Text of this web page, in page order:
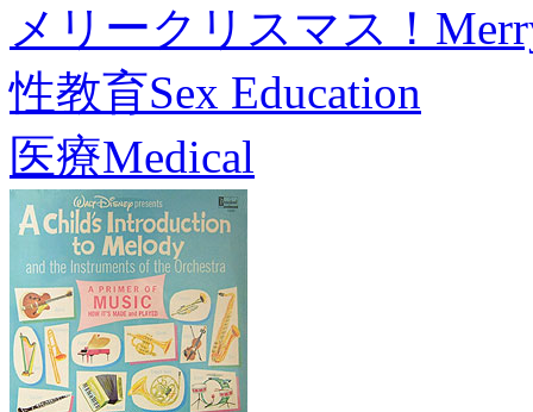
メリークリスマス！
性教育Sex Education
医療Medical